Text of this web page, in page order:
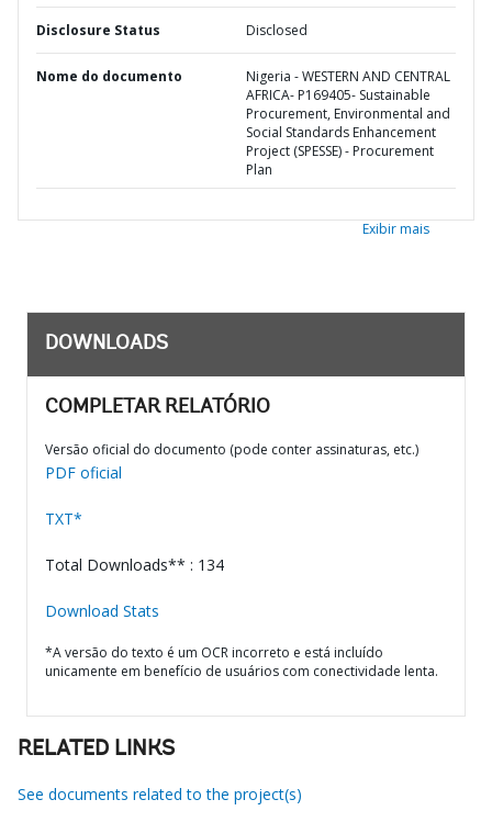
Disclosure Status Disclosed
Nome do documento
Nigeria - WESTERN AND CENTRAL
AFRICA- P169405- Sustainable
Procurement, Environmental and
Social Standards Enhancement
Project (SPESSE) - Procurement
Plan
Exibir mais
DOWNLOADS
COMPLETAR RELATÓRIO
Versão oficial do documento (pode conter assinaturas, etc.)
PDF oficial
TXT*
Total Downloads** : 134
Download Stats
*A versão do texto é um OCR incorreto e está incluído
unicamente em benefício de usuários com conectividade lenta.
RELATED LINKS
See documents related to the project(s)